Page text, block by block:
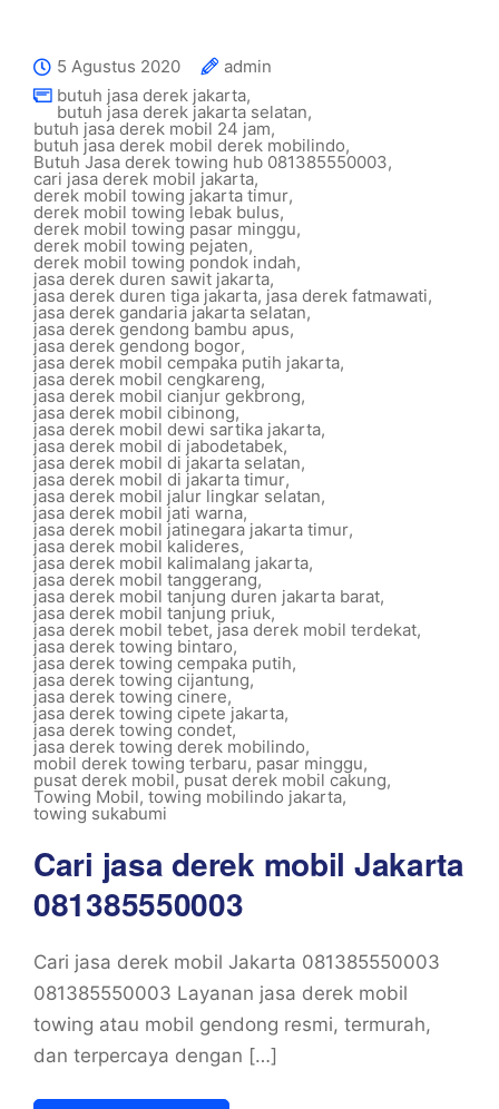
5 Agustus 2020
admin
butuh jasa derek jakarta,
butuh jasa derek jakarta selatan,
butuh jasa derek mobil 24 jam,
butuh jasa derek mobil derek mobilindo,
Butuh Jasa derek towing hub 081385550003,
cari jasa derek mobil jakarta,
derek mobil towing jakarta timur,
derek mobil towing lebak bulus,
derek mobil towing pasar minggu,
derek mobil towing pejaten,
derek mobil towing pondok indah,
jasa derek duren sawit jakarta,
jasa derek duren tiga jakarta, jasa derek fatmawati,
jasa derek gandaria jakarta selatan,
jasa derek gendong bambu apus,
jasa derek gendong bogor,
jasa derek mobil cempaka putih jakarta,
jasa derek mobil cengkareng,
jasa derek mobil cianjur gekbrong,
jasa derek mobil cibinong,
jasa derek mobil dewi sartika jakarta,
jasa derek mobil di jabodetabek,
jasa derek mobil di jakarta selatan,
jasa derek mobil di jakarta timur,
jasa derek mobil jalur lingkar selatan,
jasa derek mobil jati warna,
jasa derek mobil jatinegara jakarta timur,
jasa derek mobil kalideres,
jasa derek mobil kalimalang jakarta,
jasa derek mobil tanggerang,
jasa derek mobil tanjung duren jakarta barat,
jasa derek mobil tanjung priuk,
jasa derek mobil tebet, jasa derek mobil terdekat,
jasa derek towing bintaro,
jasa derek towing cempaka putih,
jasa derek towing cijantung,
jasa derek towing cinere,
jasa derek towing cipete jakarta,
jasa derek towing condet,
jasa derek towing derek mobilindo,
mobil derek towing terbaru, pasar minggu,
pusat derek mobil,pusat derek mobil cakung,
Towing Mobil, towing mobilindo jakarta,
towing sukabumi
Cari jasa derek mobil Jakarta
081385550003
Cari jasa derek mobil Jakarta 081385550003
081385550003 Layanan jasa derek mobil
towing atau mobil gendong resmi, termurah,
dan terpercaya dengan […]